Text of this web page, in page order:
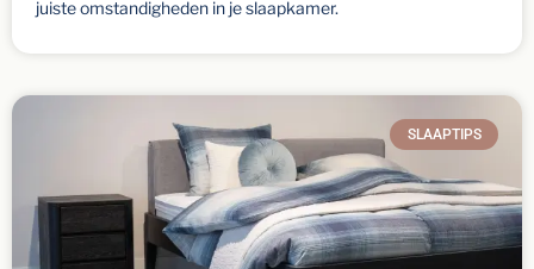
juiste omstandigheden in je slaapkamer.
SLAAPTIPS